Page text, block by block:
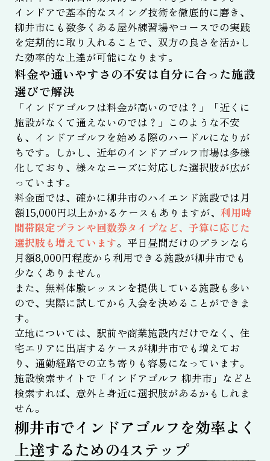
インドアで基本的なスイング技術を徹底的に磨き、
柳井市にも数多くある屋外練習場やコースでの実践
を定期的に取り入れることで、双方の良さを活かし
た効率的な上達が可能になります。
料金や通いやすさの不安は自分に合った施設
選びで解決
「インドアゴルフは料金が高いのでは？」「近くに
施設がなくて通えないのでは？」このような不安
も、インドアゴルフを始める際のハードルになりが
ちです。しかし、近年のインドアゴルフ市場は多様
化しており、様々なニーズに対応した選択肢が広が
っています。
料金面では、確かに柳井市のハイエンド施設では月
額15,000円以上かかるケースもありますが、 利用時
間帯限定プランや回数券タイプなど、予算に応じた
選択肢も増えています。平日昼間だけのプランなら
月額8,000円程度から利用できる施設が柳井市でも
少なくありません。
また、無料体験レッスンを提供している施設も多い
ので、実際に試してから入会を決めることができま
す。
立地については、駅前や商業施設内だけでなく、住
宅エリアに出店するケースが柳井市でも増えてお
り、通勤経路での立ち寄りも容易になっています。
施設検索サイトで「インドアゴルフ 柳井市」などと
検索すれば、意外と身近に選択肢があるかもしれま
せん。
柳井市でインドアゴルフを効率よく
上達するための4ステップ